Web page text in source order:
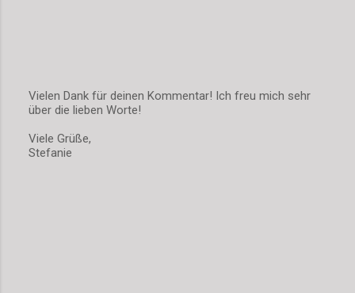
K
m
m
Vielen Dank für deinen Kommentar! Ich freu mich sehr
über die lieben Worte!
Viele Grüße,
Stefanie